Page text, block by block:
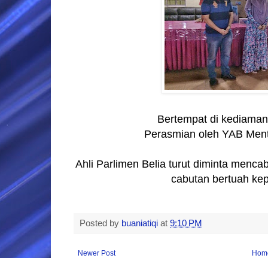
Bertempat di
Perasmian oleh YAB
Ahli Parlimen Belia turut diminta
cabutan bertuah
Posted by buaniatiqi at 9:10 PM
Newer Post